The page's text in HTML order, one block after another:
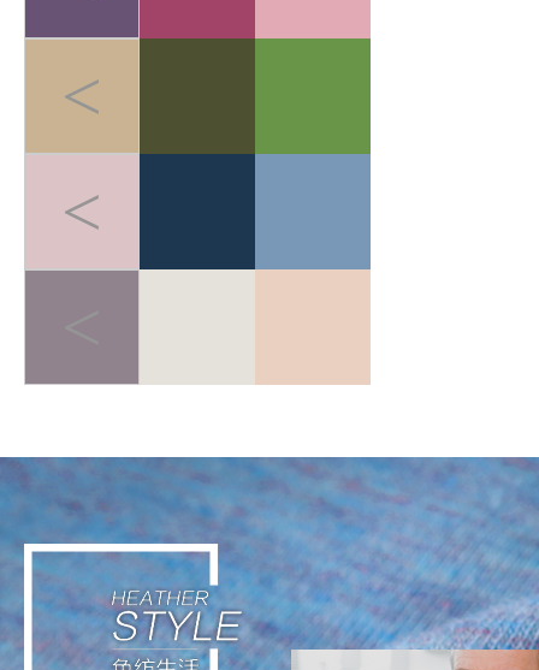
轻运动不挑战极限，而是通
过日常低强度活动实现能量
补给。这种理念让运动回归
生活本身，在细微处滋养身
心。
<
<